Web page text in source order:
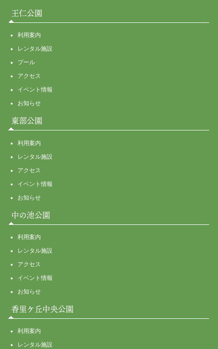
王仁公園
利用案内
レンタル施設
プール
アクセス
イベント情報
お知らせ
東部公園
利用案内
レンタル施設
アクセス
イベント情報
お知らせ
中の池公園
利用案内
レンタル施設
アクセス
イベント情報
お知らせ
香里ケ丘中央公園
利用案内
レンタル施設